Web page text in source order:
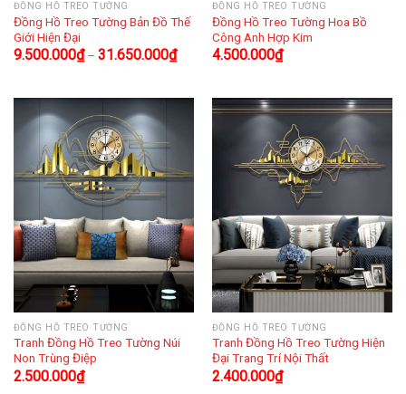
ĐỒNG HỒ TREO TƯỜNG
Đồng Hồ Treo Tường Bản Đồ Thế
Giới Hiện Đại
9.500.000₫– 31.650.000₫
ĐỒNG HỒ TREO TƯỜNG
Đồng Hồ Treo Tường Hoa Bồ
Công Anh Hợp Kim
4.500.000₫
ĐỒNG HỒ TREO TƯỜNG
Tranh Đồng Hồ Treo Tường Núi
Non Trùng Điệp
2.500.000₫
ĐỒNG HỒ TREO TƯỜNG
Tranh Đồng Hồ Treo Tường Hiện
Đại Trang Trí Nội Thất
2.400.000₫